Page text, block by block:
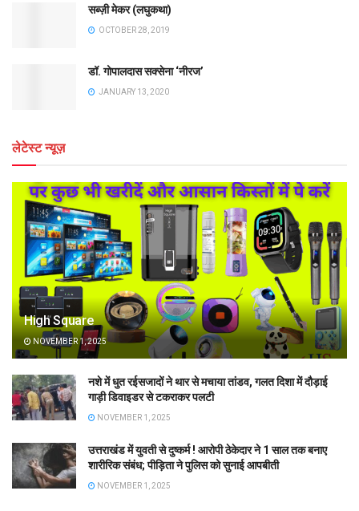
सब्ज़ी मेकर (लघुकथा)
OCTOBER 28, 2019
डॉ. गोपालदास सक्सेना ‘नीरज’
JANUARY 13, 2020
लेटेस्ट न्यूज़
High Square
NOVEMBER 1, 2025
नशे में धुत रईसजादों ने थार से मचाया तांडव, गलत दिशा में दौड़ाई
गाड़ी डिवाइडर से टकराकर पलटी
NOVEMBER 1, 2025
उत्तराखंड में युवती से दुष्कर्म ! आरोपी ठेकेदार ने 1 साल तक बनाए
शारीरिक संबंध; पीड़िता ने पुलिस को सुनाई आपबीती
NOVEMBER 1, 2025